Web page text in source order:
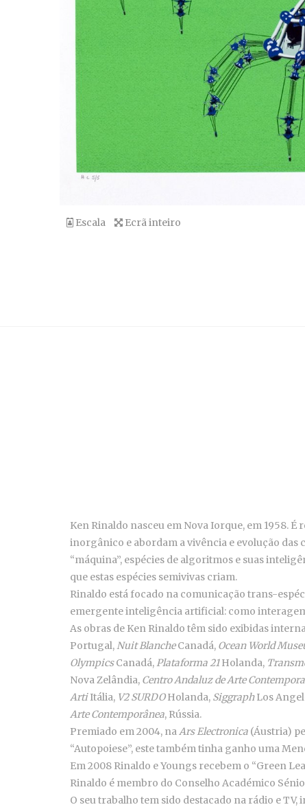
Escala Ecrã inteiro
Ken Rinaldo nasceu em Nova Iorque, em 1958.
inorgânico e abordam a vivência e evolução
“máquina”, espécies de algoritmos e suas
que estas espécies semivivas criam.
Rinaldo está focado na comunicação trans-
emergente inteligência artificial: como
As obras de Ken Rinaldo têm sido exibidas
Portugal, Nuit BlancheCanadá, Ocean World
OlympicsCanadá, Plataforma 21Holanda,
Nova Zelândia, Centro Andaluz de Arte
ArtiItália, V2 SURDOHolanda, SiggraphLos
Arte Contemporânea, Rússia.
Premiado em 2004, na Ars Electronica (Áustria)
“Autopoiese”, este também tinha ganho uma
Em 2008 Rinaldo e Youngs recebem o “Green
Rinaldo é membro do Conselho Académico
O seu trabalho tem sido destacado na rádio e